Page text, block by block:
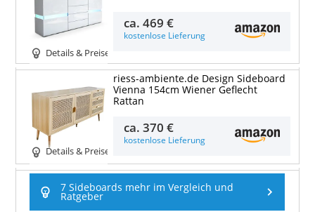
Details & Preise
ca.469 €
kostenlose Lieferung
Details & Preise
riess-ambiente.de Design Sideboard
Vienna 154cm Wiener Geflecht
Rattan
ca.370 €
kostenlose Lieferung
7 Sideboards mehr im Vergleich und
Ratgeber